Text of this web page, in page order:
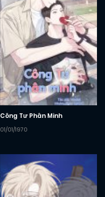
Công Tư Phân Minh
01/01/1970